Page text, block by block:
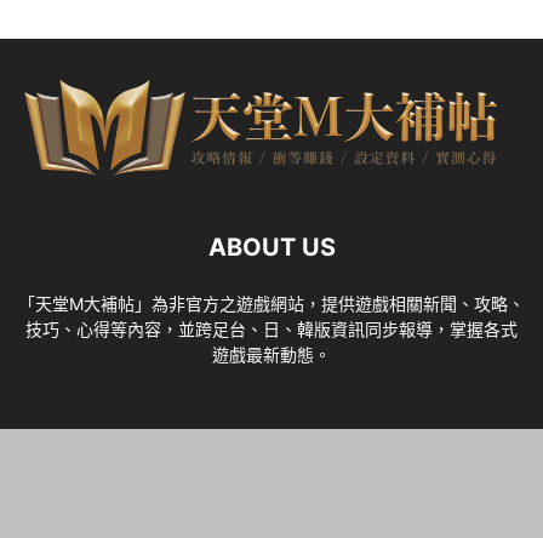
ABOUT US
「天堂M大補帖」為非官方之遊戲網站，提供遊戲相關新聞、攻略、
技巧、心得等內容，並跨足台、日、韓版資訊同步報導，掌握各式
遊戲最新動態。